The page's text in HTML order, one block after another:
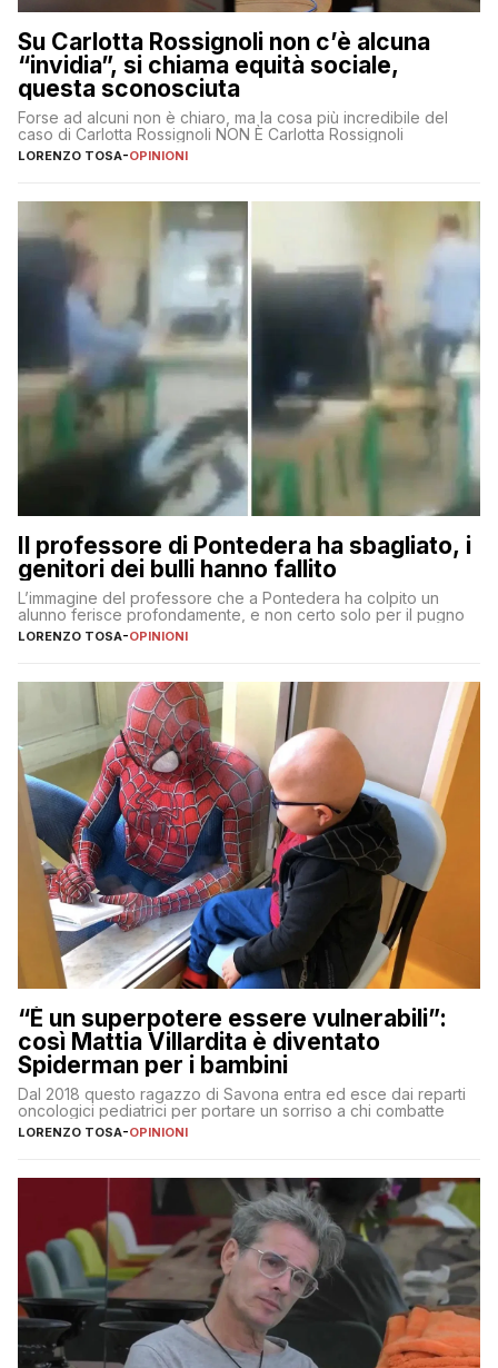
Su Carlotta Rossignoli non c’è alcuna
“invidia”, si chiama equità sociale,
questa sconosciuta
Forse ad alcuni non è chiaro, ma la cosa più incredibile del
caso di Carlotta Rossignoli NON È Carlotta Rossignoli
LORENZO TOSA-OPINIONI
Il professore di Pontedera ha sbagliato, i
genitori dei bulli hanno fallito
L’immagine del professore che a Pontedera ha colpito un
alunno ferisce profondamente, e non certo solo per il pugno
LORENZO TOSA-OPINIONI
“È un superpotere essere vulnerabili”:
così Mattia Villardita è diventato
Spiderman per i bambini
Dal 2018 questo ragazzo di Savona entra ed esce dai reparti
oncologici pediatrici per portare un sorriso a chi combatte
LORENZO TOSA-OPINIONI